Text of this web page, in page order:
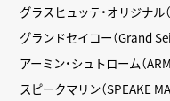
グラスヒュッテ・オリジナル
グランドセイコー（Grand
アーミン・シュトローム（
スピークマリン（SPEAKE